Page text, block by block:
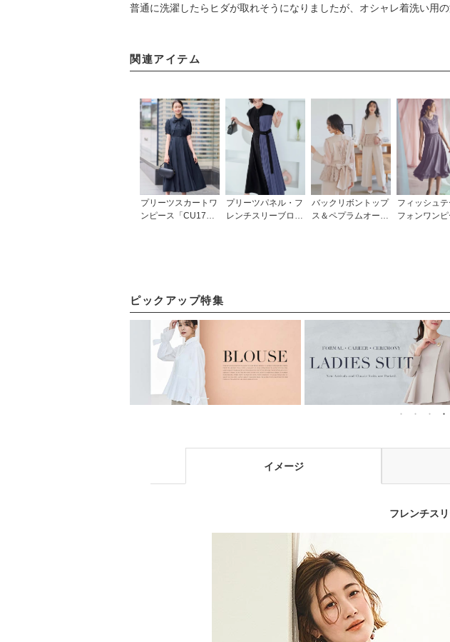
普通に洗濯したらヒダが取れそうになりましたが、オシャレ着洗い用
関連アイテム
プリーツスカートワ
ンピース「CU173
プリーツパネル・フ
レンチスリーブロン
バックリボントップ
ス＆ペプラムオール
フィッシュ
フォンワンピ
ピックアップ特集
イメージ
フレンチス